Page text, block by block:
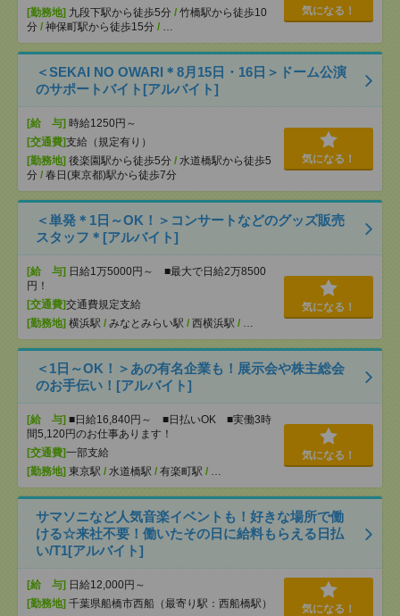
[勤務地] 九段下駅から徒歩5分 / 竹橋駅から徒歩10
分 / 神保町駅から徒歩15分 / …
気になる！
＜SEKAI NO OWARI＊8月15日・16日＞ドーム公演
のサポートバイト[アルバイト]
[給 与] 時給1250円～
[交通費]支給（規定有り）
[勤務地] 後楽園駅から徒歩5分 / 水道橋駅から徒歩5
分 / 春日(東京都)駅から徒歩7分
気になる！
＜単発＊1日～OK！＞コンサートなどのグッズ販売
スタッフ＊[アルバイト]
[給 与] 日給1万5000円～ ■最大で日給2万8500
円！
[交通費]交通費規定支給
[勤務地] 横浜駅 / みなとみらい駅 / 西横浜駅 / …
気になる！
＜1日～OK！＞あの有名企業も！展示会や株主総会
のお手伝い！[アルバイト]
[給 与] ■日給16,840円～ ■日払いOK ■実働3時
間5,120円のお仕事あります！
[交通費]一部支給
[勤務地] 東京駅 / 水道橋駅 / 有楽町駅 / …
気になる！
サマソニなど人気音楽イベントも！好きな場所で働
ける☆来社不要！働いたその日に給料もらえる日払
い/T1[アルバイト]
[給 与] 日給12,000円～
[勤務地] 千葉県船橋市西船（最寄り駅：西船橋駅） 気になる！